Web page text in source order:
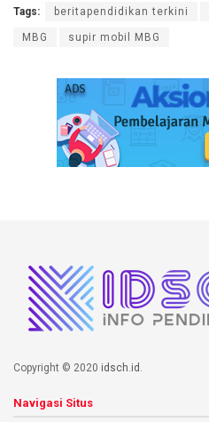
Tags: beritapendidikan terkini
MBG supir mobil MBG
Copyright © 2020 idsch.id
Navigasi Situs